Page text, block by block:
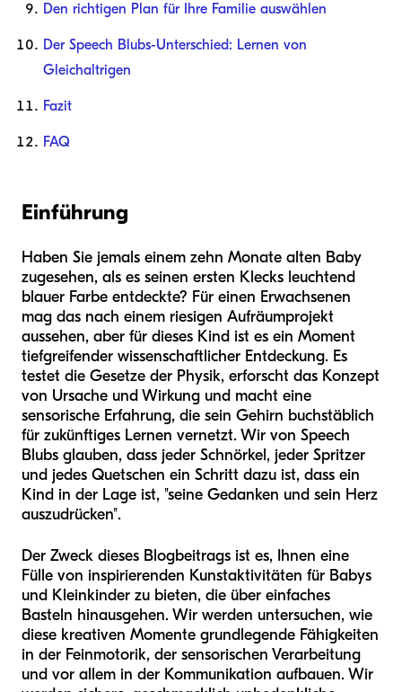
Den richtigen Plan für Ihre Familie auswählen
Der Speech Blubs-Unterschied: Lernen von
Gleichaltrigen
Fazit
FAQ
Einführung
Haben Sie jemals einem zehn Monate alten Baby
zugesehen, als es seinen ersten Klecks leuchtend
blauer Farbe entdeckte? Für einen Erwachsenen
mag das nach einem riesigen Aufräumprojekt
aussehen, aber für dieses Kind ist es ein Moment
tiefgreifender wissenschaftlicher Entdeckung. Es
testet die Gesetze der Physik, erforscht das Konzept
von Ursache und Wirkung und macht eine
sensorische Erfahrung, die sein Gehirn buchstäblich
für zukünftiges Lernen vernetzt. Wir von Speech
Blubs glauben, dass jeder Schnörkel, jeder Spritzer
und jedes Quetschen ein Schritt dazu ist, dass ein
Kind in der Lage ist, "seine Gedanken und sein Herz
auszudrücken".
Der Zweck dieses Blogbeitrags ist es, Ihnen eine
Fülle von inspirierenden Kunstaktivitäten für Babys
und Kleinkinder zu bieten, die über einfaches
Basteln hinausgehen. Wir werden untersuchen, wie
diese kreativen Momente grundlegende Fähigkeiten
in der Feinmotorik, der sensorischen Verarbeitung
und vor allem in der Kommunikation aufbauen. Wir